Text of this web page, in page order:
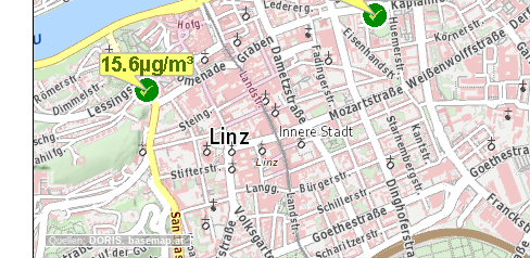
Quellen:DORIS, basemap.at